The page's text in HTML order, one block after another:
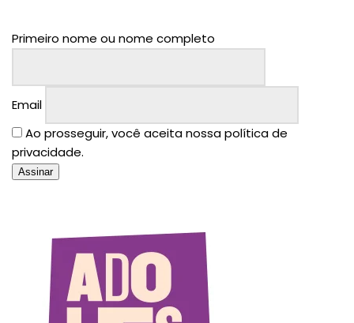
Primeiro nome ou nome completo
Email
Ao prosseguir, você aceita nossa política de
privacidade.